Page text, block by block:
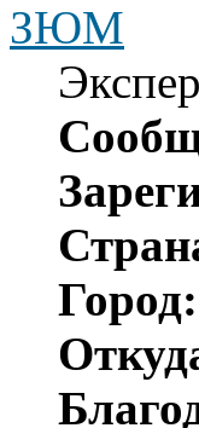
ЗЮМ
Город: